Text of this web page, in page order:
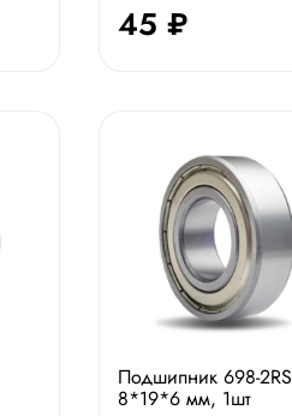
45 ₽
Подшипник 698-2RS
8*19*6 мм, 1шт